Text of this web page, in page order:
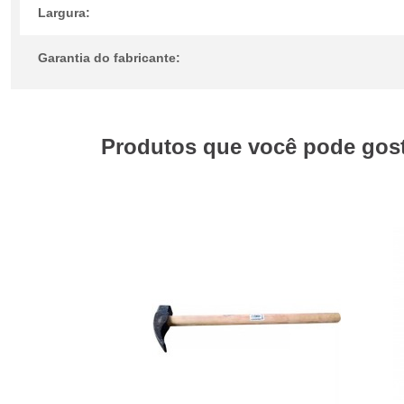
Largura:
Garantia do fabricante:
Produtos que você pode